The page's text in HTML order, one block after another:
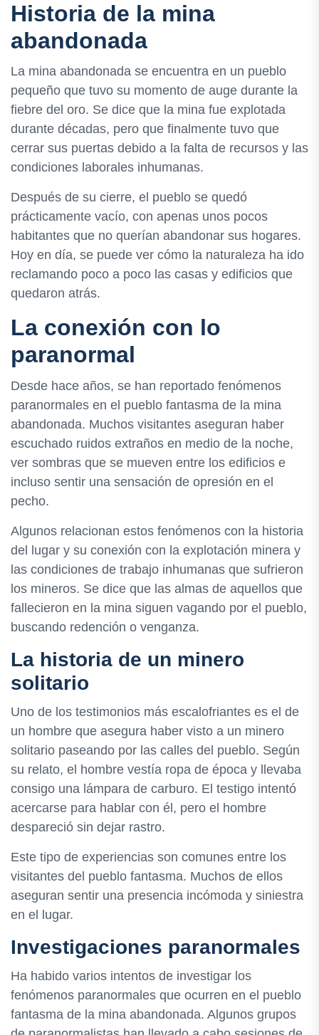
Historia de la mina
abandonada
La mina abandonada se encuentra en un pueblo
pequeño que tuvo su momento de auge durante la
fiebre del oro. Se dice que la mina fue explotada
durante décadas, pero que finalmente tuvo que
cerrar sus puertas debido a la falta de recursos y las
condiciones laborales inhumanas.
Después de su cierre, el pueblo se quedó
prácticamente vacío, con apenas unos pocos
habitantes que no querían abandonar sus hogares.
Hoy en día, se puede ver cómo la naturaleza ha ido
reclamando poco a poco las casas y edificios que
quedaron atrás.
La conexión con lo
paranormal
Desde hace años, se han reportado fenómenos
paranormales en el pueblo fantasma de la mina
abandonada. Muchos visitantes aseguran haber
escuchado ruidos extraños en medio de la noche,
ver sombras que se mueven entre los edificios e
incluso sentir una sensación de opresión en el
pecho.
Algunos relacionan estos fenómenos con la historia
del lugar y su conexión con la explotación minera y
las condiciones de trabajo inhumanas que sufrieron
los mineros. Se dice que las almas de aquellos que
fallecieron en la mina siguen vagando por el pueblo,
buscando redención o venganza.
La historia de un minero
solitario
Uno de los testimonios más escalofriantes es el de
un hombre que asegura haber visto a un minero
solitario paseando por las calles del pueblo. Según
su relato, el hombre vestía ropa de época y llevaba
consigo una lámpara de carburo. El testigo intentó
acercarse para hablar con él, pero el hombre
despareció sin dejar rastro.
Este tipo de experiencias son comunes entre los
visitantes del pueblo fantasma. Muchos de ellos
aseguran sentir una presencia incómoda y siniestra
en el lugar.
Investigaciones paranormales
Ha habido varios intentos de investigar los
fenómenos paranormales que ocurren en el pueblo
fantasma de la mina abandonada. Algunos grupos